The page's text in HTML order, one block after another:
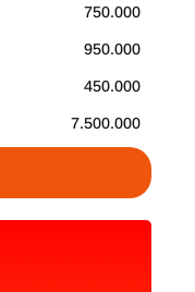
750.000
950.000
450.000
7.500.000